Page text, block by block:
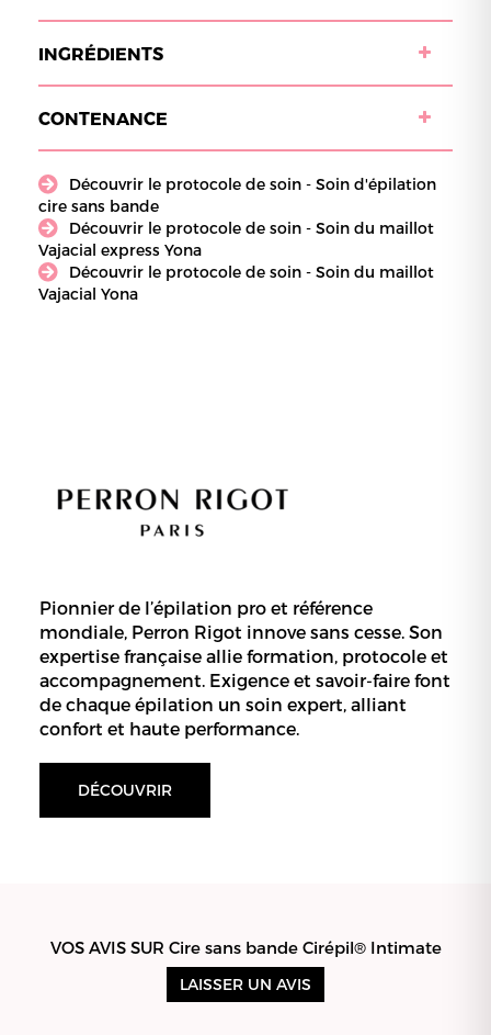
INGRÉDIENTS
CONTENANCE
Découvrir le protocole de soin - Soin d'épilation
cire sans bande
Découvrir le protocole de soin - Soin du maillot
Vajacial express Yona
Découvrir le protocole de soin - Soin du maillot
Vajacial Yona
Pionnier de l’épilation pro et référence
mondiale, Perron Rigot innove sans cesse. Son
expertise française allie formation, protocole et
accompagnement. Exigence et savoir-faire font
de chaque épilation un soin expert, alliant
confort et haute performance.
DÉCOUVRIR
VOS AVIS SUR Cire sans bande Cirépil® Intimate
LAISSER UN AVIS